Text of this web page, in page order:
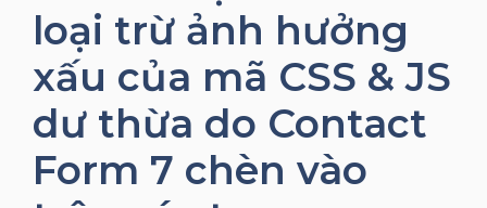
loại trừ ảnh hưởng
xấu của mã CSS & JS
dư thừa do Contact
Form 7 chèn vào